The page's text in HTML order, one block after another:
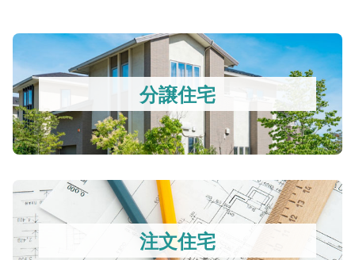
分譲住宅
注文住宅